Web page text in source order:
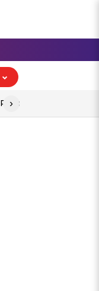
Piala Aff 2026
›